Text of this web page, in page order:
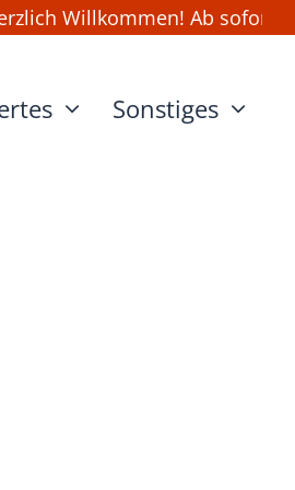
Willkommen! Ab sofort
Sonstiges